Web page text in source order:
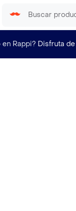
en Rappi? Disfruta de